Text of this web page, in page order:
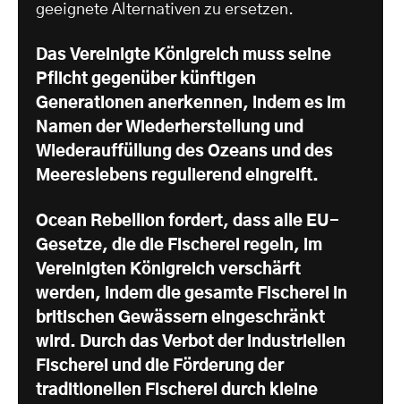
geeignete Alternativen zu ersetzen.
Das Vereinigte Königreich muss seine
Pflicht gegenüber künftigen
Generationen anerkennen, indem es im
Namen der Wiederherstellung und
Wiederauffüllung des Ozeans und des
Meereslebens regulierend eingreift.
Ocean Rebellion fordert, dass alle EU-
Gesetze, die die Fischerei regeln, im
Vereinigten Königreich verschärft
werden, indem die gesamte Fischerei in
britischen Gewässern eingeschränkt
wird. Durch das Verbot der industriellen
Fischerei und die Förderung der
traditionellen Fischerei durch kleine